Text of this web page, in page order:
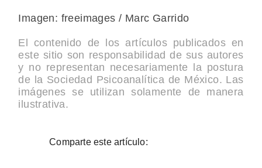
Imagen: freeimages / Marc Garrido
El contenido de los artículos publicados en
este sitio son responsabilidad de sus autores
y no representan necesariamente la postura
de la Sociedad Psicoanalítica de México. Las
imágenes se utilizan solamente de manera
ilustrativa.
Comparte este artículo: